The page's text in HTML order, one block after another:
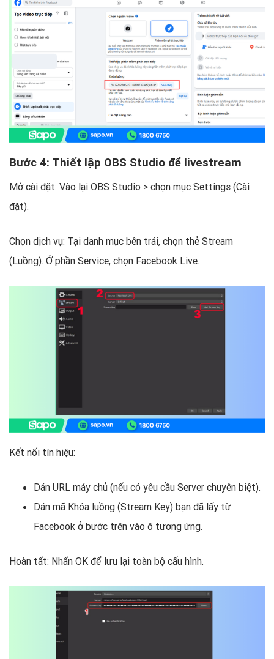
Bước 4: Thiết lập OBS Studio để livestream
Mở cài đặt: Vào lại OBS Studio > chọn mục Settings (Cài
đặt).
Chọn dịch vụ: Tại danh mục bên trái, chọn thẻ Stream
(Luồng). Ở phần Service, chọn Facebook Live.
Kết nối tín hiệu:
Dán URL máy chủ (nếu có yêu cầu Server chuyên biệt).
Dán mã Khóa luồng (Stream Key) bạn đã lấy từ
Facebook ở bước trên vào ô tương ứng.
Hoàn tất: Nhấn OK để lưu lại toàn bộ cấu hình.